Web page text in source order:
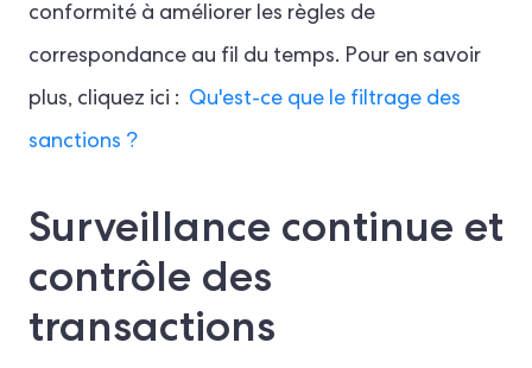
conformité à améliorer les règles de
correspondance au fil du temps. Pour en savoir
plus, cliquez ici : Qu'est-ce que le filtrage des
sanctions ?
Surveillance continue et
contrôle des
transactions